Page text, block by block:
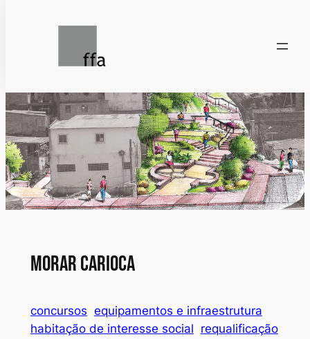
Morar Carioca
concursos equipamentos e infraestrutura
habitação de interesse social requalificação